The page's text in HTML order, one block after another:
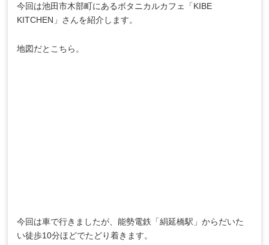
今回は池田市木部町にあるボタニカルカフェ「KIBE
KITCHEN」さんを紹介します。
地図だとこちら。
今回は車で行きましたが、能勢電鉄「絹延橋駅」からだいた
い徒歩10分ほどでたどり着きます。